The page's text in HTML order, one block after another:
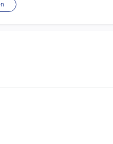
gilt.